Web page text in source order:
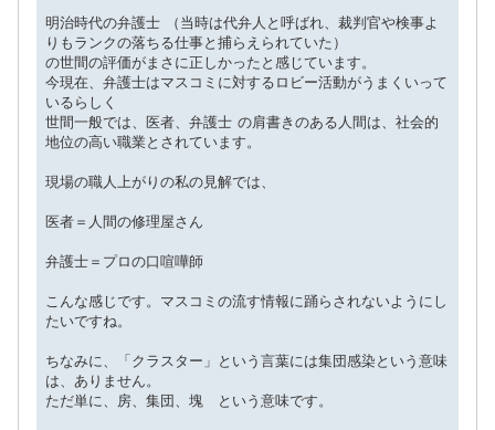
明治時代の弁護士 （当時は代弁人と呼ばれ、裁判官や検事よ
りもランクの落ちる仕事と捕らえられていた）
の世間の評価がまさに正しかったと感じています。
今現在、弁護士はマスコミに対するロビー活動がうまくいって
いるらしく
世間一般では、医者、弁護士 の肩書きのある人間は、社会的
地位の高い職業とされています。
現場の職人上がりの私の見解では、
医者＝人間の修理屋さん
弁護士＝プロの口喧嘩師
こんな感じです。マスコミの流す情報に踊らされないようにし
たいですね。
ちなみに、「クラスター」という言葉には集団感染という意味
は、ありません。
ただ単に、房、集団、塊 という意味です。